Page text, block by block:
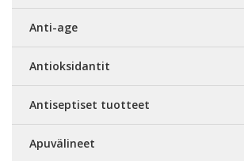
Anti-age
Antioksidantit
Antiseptiset tuotteet
Apuvälineet